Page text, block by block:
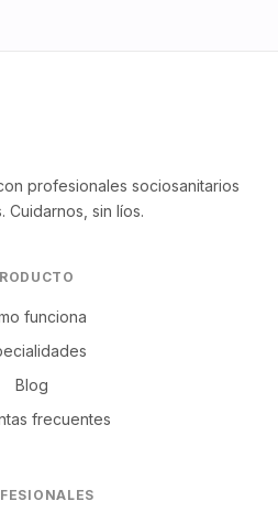
profesionales sociosanitarios
Cuidarnos, sin líos.
funciona
Blog
frecuentes